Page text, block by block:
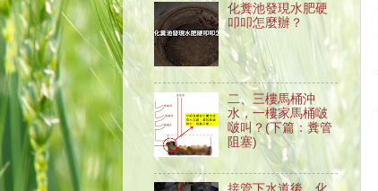
化糞池發現水肥硬
叩叩怎麼辦？
二、三樓馬桶沖
水，一樓家馬桶啵
啵叫？(下篇：糞管
阻塞)